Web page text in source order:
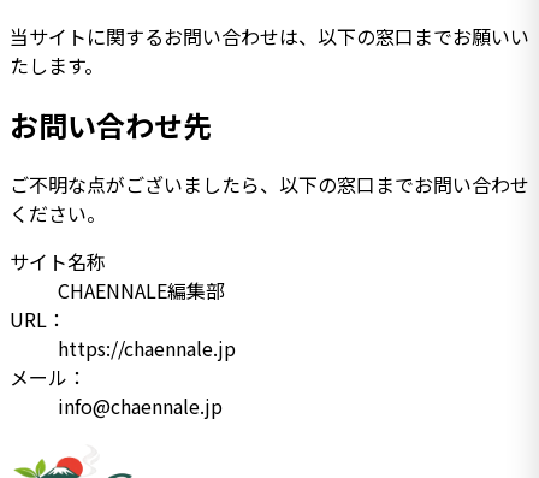
当サイトに関するお問い合わせは、以下の窓口までお願いい
たします。
お問い合わせ先
ご不明な点がございましたら、以下の窓口までお問い合わせ
ください。
サイト名称
CHAENNALE編集部
URL：
https://chaennale.jp
メール：
info@chaennale.jp